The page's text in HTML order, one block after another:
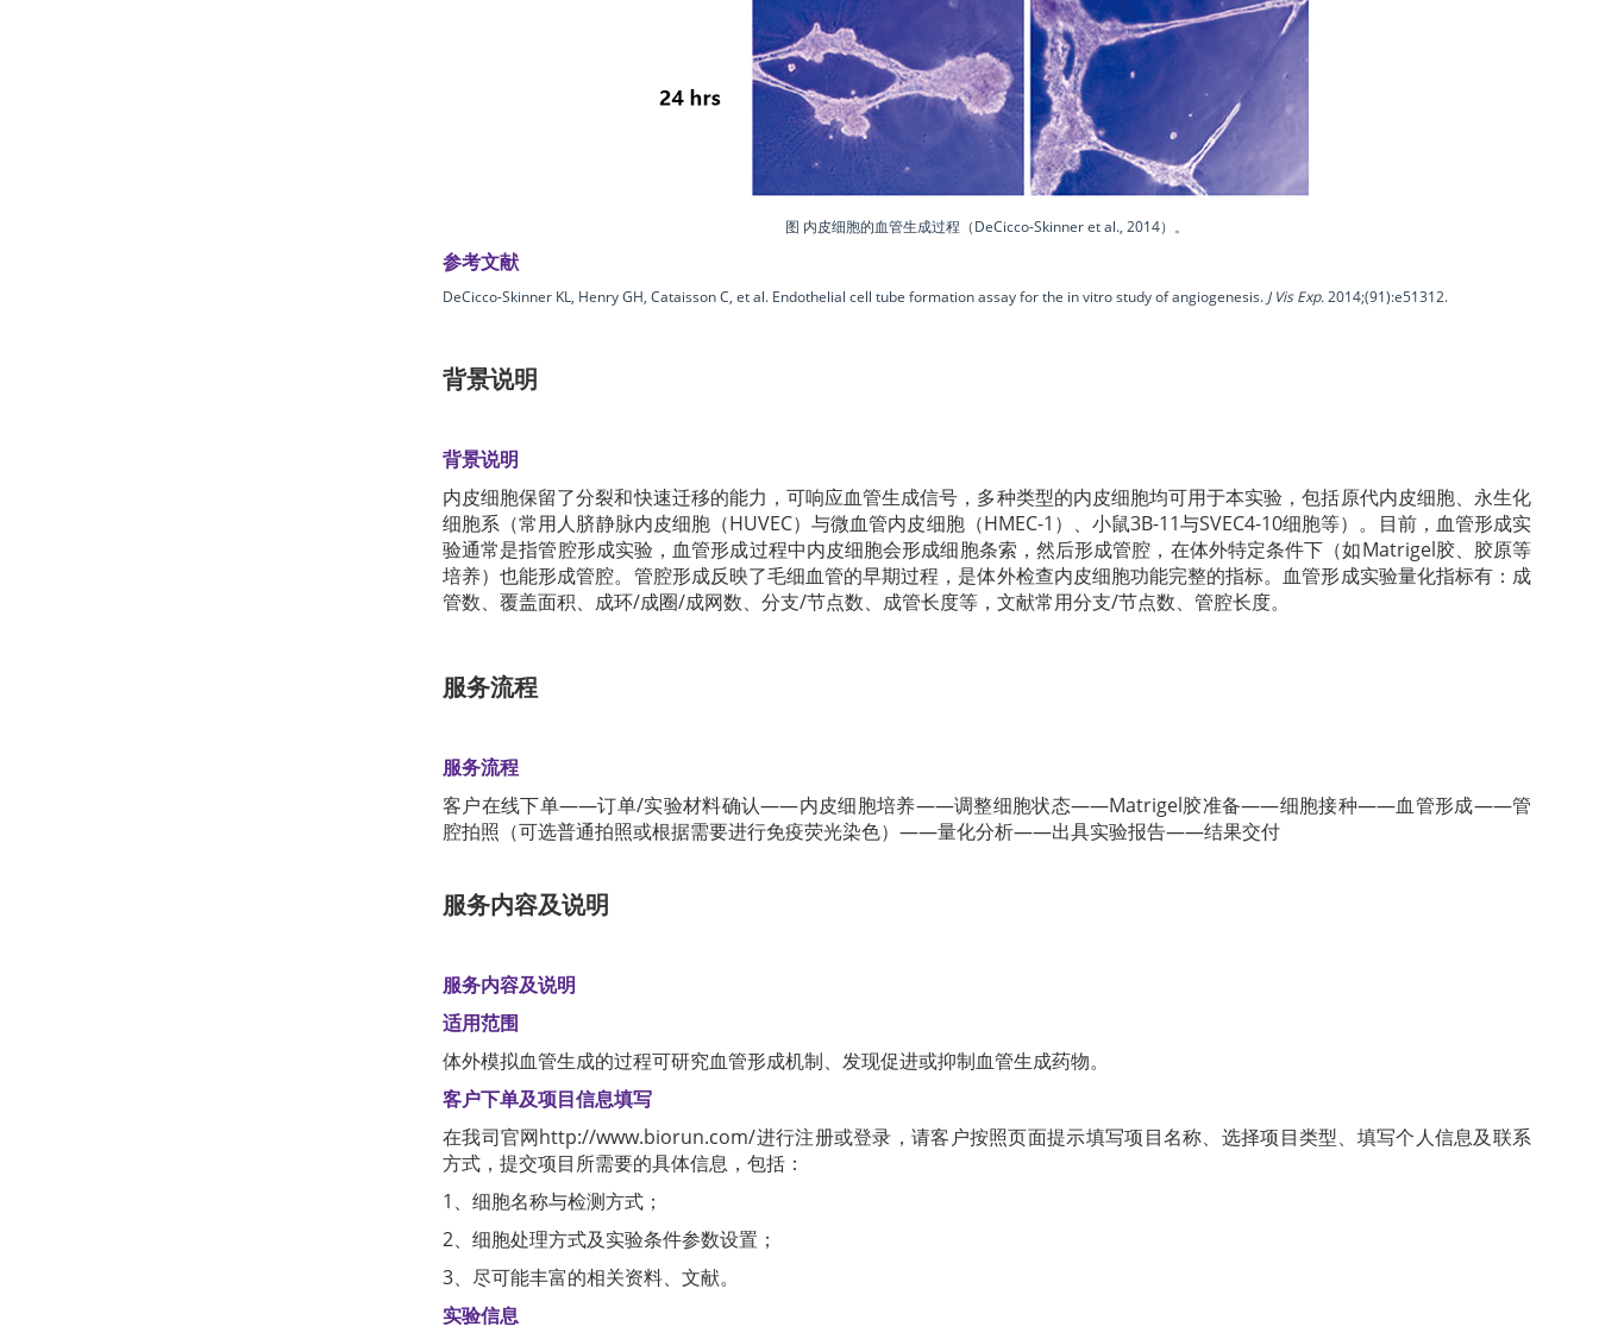
图 内皮细胞的血管生成过程（DeCicco-Skinner et al., 2014）。
参考文献
DeCicco-Skinner KL, Henry GH, Cataisson C, et al. Endothelial cell tube formation assay for the in vitro study of angiogenesis. J Vis Exp.2014;(91):e51312.
背景说明
背景说明
内皮细胞保留了分裂和快速迁移的能力，可响应血管生成信号，多种类型的内皮细胞均可用于本实验，包括原代内皮细胞、永生化
细胞系（常用人脐静脉内皮细胞（HUVEC）与微血管内皮细胞（HMEC-1）、小鼠3B-11与SVEC4-10细胞等）。目前，血管形成实
验通常是指管腔形成实验，血管形成过程中内皮细胞会形成细胞条索，然后形成管腔，在体外特定条件下（如Matrigel胶、胶原等
培养）也能形成管腔。管腔形成反映了毛细血管的早期过程，是体外检查内皮细胞功能完整的指标。血管形成实验量化指标有：成
管数、覆盖面积、成环/成圈/成网数、分支/节点数、成管长度等，文献常用分支/节点数、管腔长度。
服务流程
服务流程
客户在线下单——订单/实验材料确认——内皮细胞培养——调整细胞状态——Matrigel胶准备——细胞接种——血管形成——管
腔拍照（可选普通拍照或根据需要进行免疫荧光染色）——量化分析——出具实验报告——结果交付
服务内容及说明
服务内容及说明
适用范围
体外模拟血管生成的过程可研究血管形成机制、发现促进或抑制血管生成药物。
客户下单及项目信息填写
在我司官网http://www.biorun.com/进行注册或登录，请客户按照页面提示填写项目名称、选择项目类型、填写个人信息及联系
方式，提交项目所需要的具体信息，包括：
1、细胞名称与检测方式；
2、细胞处理方式及实验条件参数设置；
3、尽可能丰富的相关资料、文献。
实验信息